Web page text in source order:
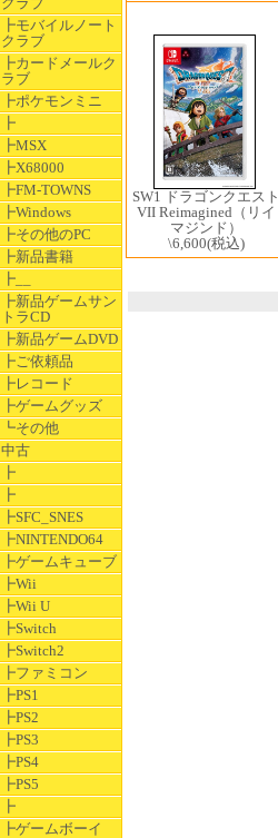
┣モバイルノート
クラブ
┣カードメールク
ラブ
┣ポケモンミニ
┣
┣MSX
┣X68000
┣FM-TOWNS
┣Windows
┣その他のPC
┣新品書籍
┣__
┣新品ゲームサン
トラCD
┣新品ゲームDVD
┣ご依頼品
┣レコード
┣ゲームグッズ
┗その他
中古
┣
┣
┣SFC_SNES
┣NINTENDO64
┣ゲームキューブ
┣Wii
┣Wii U
┣Switch
┣Switch2
┣ファミコン
┣PS1
┣PS2
┣PS3
┣PS4
┣PS5
┣
┣ゲームボーイ
SW1 ドラゴンクエスト
VII Reimagined（リイ
マジンド）
\6,600(税込)